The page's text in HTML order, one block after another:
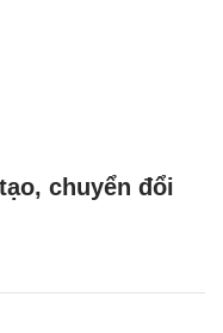
chuyển đổi